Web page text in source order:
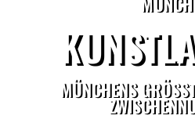
MÜNCHENS